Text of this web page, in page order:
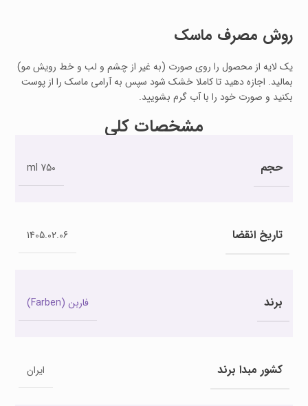
روش مصرف ماسک
یک لایه از محصول را روی صورت (به غیر از چشم و لب و خط رویش مو)
بمالید. اجازه دهید تا کاملا خشک شود سپس به آرامی ماسک را از پوست
بکنید و صورت خود را با آب گرم بشویید.
مشخصات کلی
حجم 750 ml
تاریخ انقضا 1405.02.06
برند فاربن (Farben)
کشور مبدا برند ایران